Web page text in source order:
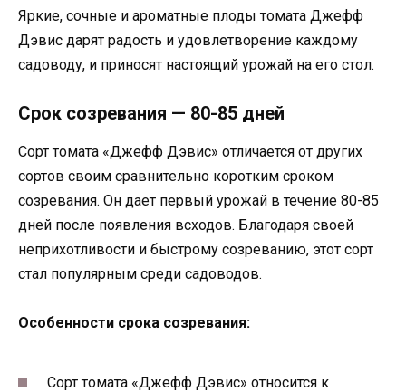
Яркие, сочные и ароматные плоды томата Джефф
Дэвис дарят радость и удовлетворение каждому
садоводу, и приносят настоящий урожай на его стол.
Срок созревания — 80-85 дней
Сорт томата «Джефф Дэвис» отличается от других
сортов своим сравнительно коротким сроком
созревания. Он дает первый урожай в течение 80-85
дней после появления всходов. Благодаря своей
неприхотливости и быстрому созреванию, этот сорт
стал популярным среди садоводов.
Особенности срока созревания:
Сорт томата «Джефф Дэвис» относится к